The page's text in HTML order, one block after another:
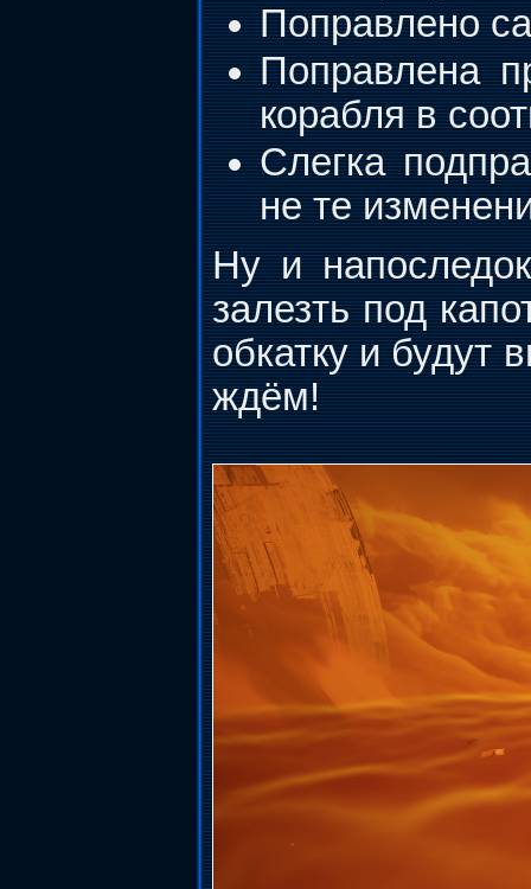
Поправлено
Поправлена
корабля в
Слегка
не те
Ну и
залезть под
обкатку и будут
ждём!